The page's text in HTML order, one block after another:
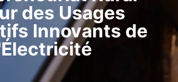
des Usages
Innovants de